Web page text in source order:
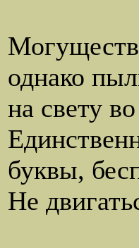
однако
на свету
буквы,
Не
В чем